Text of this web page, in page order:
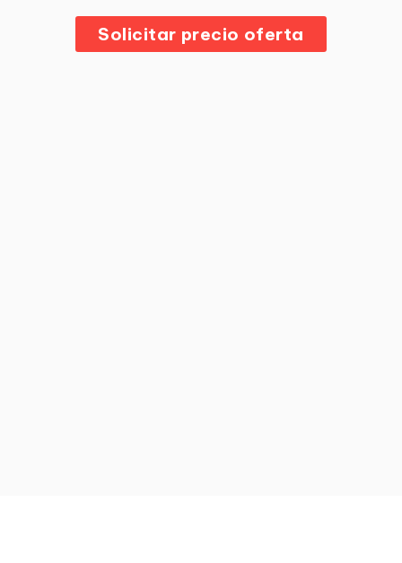
Solicitar precio oferta